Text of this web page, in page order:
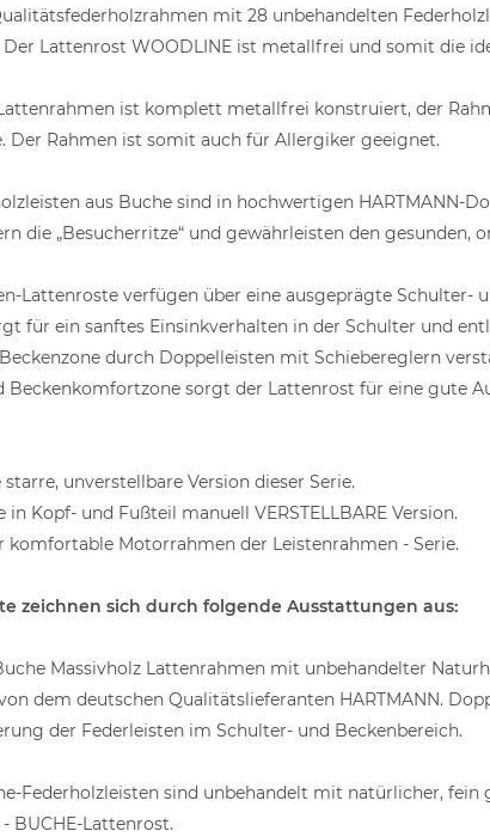
mit 28 unbehandelten
Lattenrost WOODLINE ist metallfrei und somit die
ist komplett metallfrei konstruiert, der
Der Rahmen ist somit auch für Allergiker geeignet.
aus Buche sind in hochwertigen HARTMANN-
die „Besucherritze“ und gewährleisten den gesunden,
Lattenroste verfügen über eine ausgeprägte Schulter-
für ein sanftes Einsinkverhalten in der Schulter und
durch Doppelleisten mit Schiebereglern
Beckenkomfortzone sorgt der Lattenrost für eine gute
starre, unverstellbare Version dieser Serie.
in Kopf- und Fußteil manuell VERSTELLBARE Version.
komfortable Motorrahmen der Leistenrahmen - Serie.
zeichnen sich durch folgende Ausstattungen aus:
Massivholz Lattenrahmen mit unbehandelter
dem deutschen Qualitätslieferanten HARTMANN.
der Federleisten im Schulter- und Beckenbereich.
Federholzleisten sind unbehandelt mit natürlicher,
BUCHE-Lattenrost.